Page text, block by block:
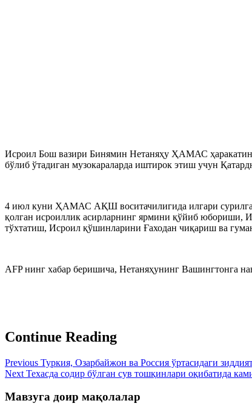
Исроил Бош вазири Бинямин Нетаняҳу ҲАМАС
бўлиб ўтадиган музокараларда иштирок этиш учун
4 июл куни ҲАМАС АҚШ воситачилигида илгари
қолган исроиллик асирларнинг ярмини қўйиб юбориши,
тўхтатиш, Исроил қўшинларини Ғаходан чиқариш ва
АFP нинг хабар беришича, Нетаняҳунинг Вашингтонга
Continue Reading
Previous Туркия, Озарбайжон ва Россия ўртасидаги
Next Техасда содир бўлган сув тошқинлари оқибатида
Мавзуга доир мақолалар